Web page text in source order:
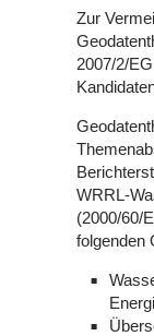
Zur
2007/2/
WRRL-
(2000/60/
folgenden